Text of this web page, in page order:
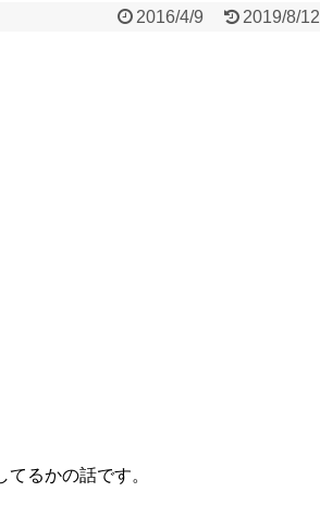
2016/4/9 2019/8/12
るかの話です。